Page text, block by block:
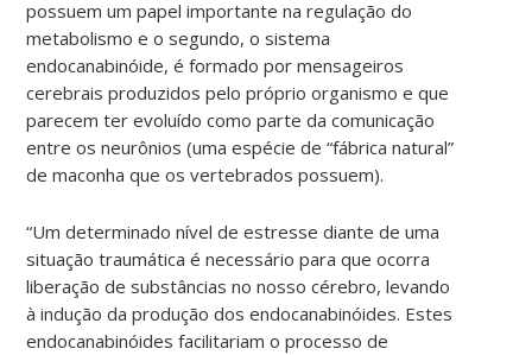
possuem um papel importante na regulação do
metabolismo e o segundo, o sistema
endocanabinóide, é formado por mensageiros
cerebrais produzidos pelo próprio organismo e que
parecem ter evoluído como parte da comunicação
entre os neurônios (uma espécie de “fábrica natural”
de maconha que os vertebrados possuem).
“Um determinado nível de estresse diante de uma
situação traumática é necessário para que ocorra
liberação de substâncias no nosso cérebro, levando
à indução da produção dos endocanabinóides. Estes
endocanabinóides facilitariam o processo de